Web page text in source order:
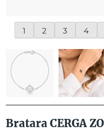
1 2 3 4
Bratara CERGA